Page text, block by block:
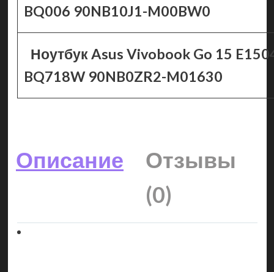
BQ006 90NB10J1-M00BW0
Ноутбук Asus Vivobook Go 15
BQ718W 90NB0ZR2-M01630
Описание
Отзывы
(0)